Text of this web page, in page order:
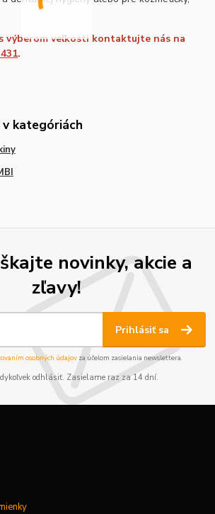
výberom veľkosti kontaktujte nás na
.
kategóriách
novinky, akcie a
zľavy!
Prihlásiť sa
osobných údajov za účelom zasielania newslettera.
odhlásiť. Zasielame raz za 14 dní.